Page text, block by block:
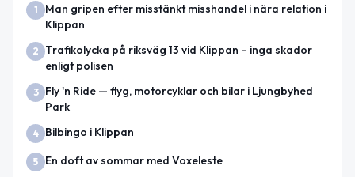
1
Man gripen efter misstänkt misshandel i nära relation i
Klippan
2
Trafikolycka på riksväg 13 vid Klippan – inga skador
enligt polisen
3
Fly 'n Ride — flyg, motorcyklar och bilar i Ljungbyhed
Park
4 Bilbingo i Klippan
5 En doft av sommar med Voxeleste